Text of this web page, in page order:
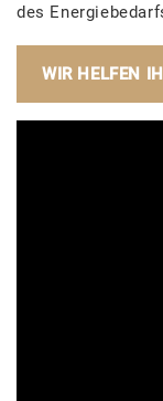
des
WIR HELFEN